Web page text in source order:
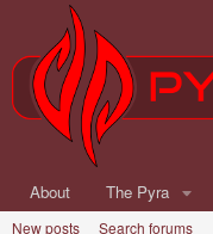
About The Pyra
New posts Search forums